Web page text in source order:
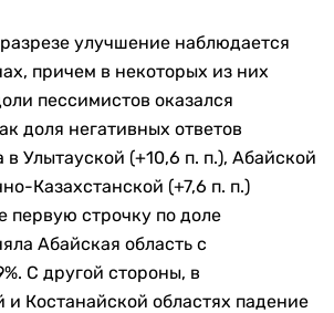
улучшение наблюдается
причем в некоторых из них
пессимистов оказался
доля негативных ответов
Улытауской (+10,6 п. п.), Абайской
Казахстанской (+7,6 п. п.)
первую строчку по доле
Абайская область с
С другой стороны, в
Костанайской областях падение